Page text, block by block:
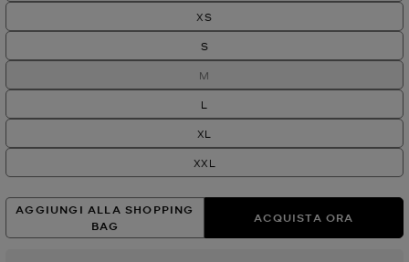
XS
S
M
L
XL
XXL
AGGIUNGI ALLA SHOPPING
BAG
ACQUISTA ORA